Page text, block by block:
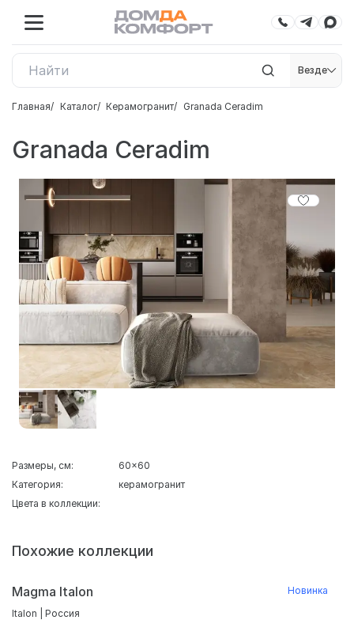
Везде
Главная Каталог Керамогранит Granada Ceradim
Granada Ceradim
Размеры, см:
60x60
Категория:
керамогранит
Цвета в коллекции:
Похожие коллекции
Magma Italon
Новинка
Italon | Россия